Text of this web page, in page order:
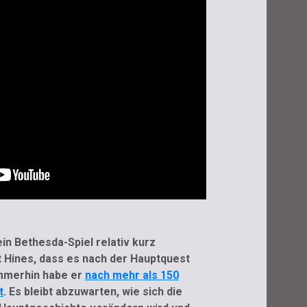
Bethesda-Spiel relativ kurz
dass es nach der Hauptquest
habe er nach mehr als 150
. Es bleibt abzuwarten, wie sich die